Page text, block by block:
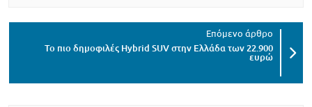
To πιο δημοφιλές Hybrid SUV στην Ελλάδα των 22.900
ευρώ